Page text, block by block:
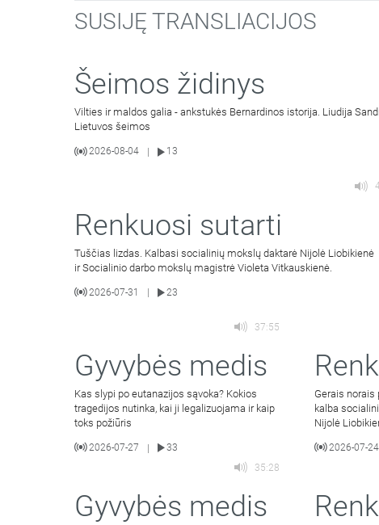
SUSIJĘ TRANSLIACIJOS
Šeimos židinys
Vilties ir maldos galia - ankstukės Bernardinos istorija. Liudija
Lietuvos šeimos
2026-08-04 13
Renkuosi sutarti
Tuščias lizdas. Kalbasi socialinių mokslų daktarė Nijolė Liobikienė
ir Socialinio darbo mokslų magistrė Violeta Vitkauskienė.
2026-07-31 23
37:55
Gyvybės medis
Kas slypi po eutanazijos sąvoka? Kokios
tragedijos nutinka, kai ji legalizuojama ir kaip
toks požiūris
2026-07-27 | 33
Gerais
kalba
Nijolė
2026-07-24
35:28
Gyvybės medis